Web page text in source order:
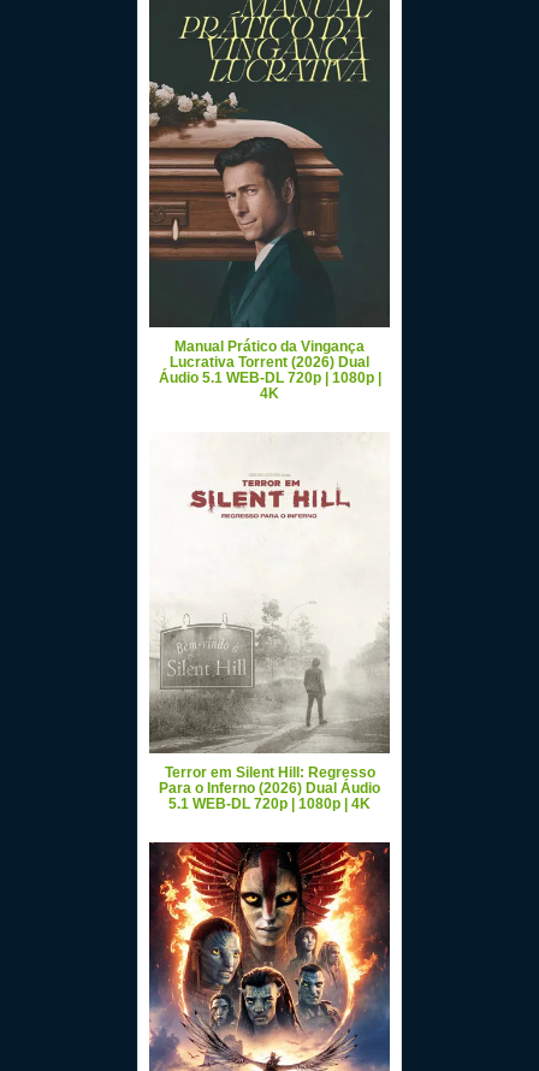
Manual Prático da Vingança
Lucrativa Torrent (2026) Dual
Áudio 5.1 WEB-DL 720p | 1080p |
4K
Terror em Silent Hill: Regresso
Para o Inferno (2026) Dual Áudio
5.1 WEB-DL 720p | 1080p | 4K